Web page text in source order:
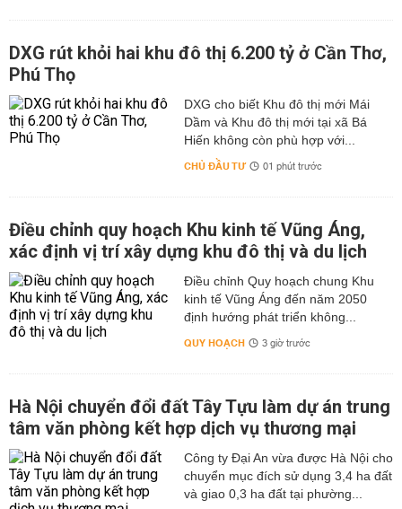
DXG rút khỏi hai khu đô thị 6.200 tỷ ở Cần Thơ,
Phú Thọ
DXG cho biết Khu đô thị mới Mái
Dầm và Khu đô thị mới tại xã Bá
Hiến không còn phù hợp với...
CHỦ ĐẦU TƯ 01 phút trước
Điều chỉnh quy hoạch Khu kinh tế Vũng Áng,
xác định vị trí xây dựng khu đô thị và du lịch
Điều chỉnh Quy hoạch chung Khu
kinh tế Vũng Áng đến năm 2050
định hướng phát triển không...
QUY HOẠCH 3 giờ trước
Hà Nội chuyển đổi đất Tây Tựu làm dự án trung
tâm văn phòng kết hợp dịch vụ thương mại
Công ty Đại An vừa được Hà Nội cho
chuyển mục đích sử dụng 3,4 ha đất
và giao 0,3 ha đất tại phường...